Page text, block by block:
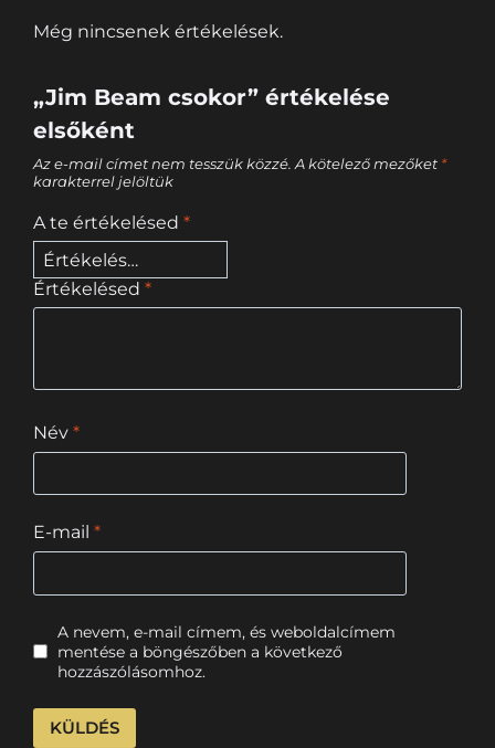
Még nincsenek értékelések.
„Jim Beam csokor” értékelése
elsőként
Az e-mail címet nem tesszük közzé. A kötelező mezőket *
karakterrel jelöltük
A te értékelésed *
Értékelésed *
Név *
E-mail *
A nevem, e-mail címem, és weboldalcímem
mentése a böngészőben a következő
hozzászólásomhoz.